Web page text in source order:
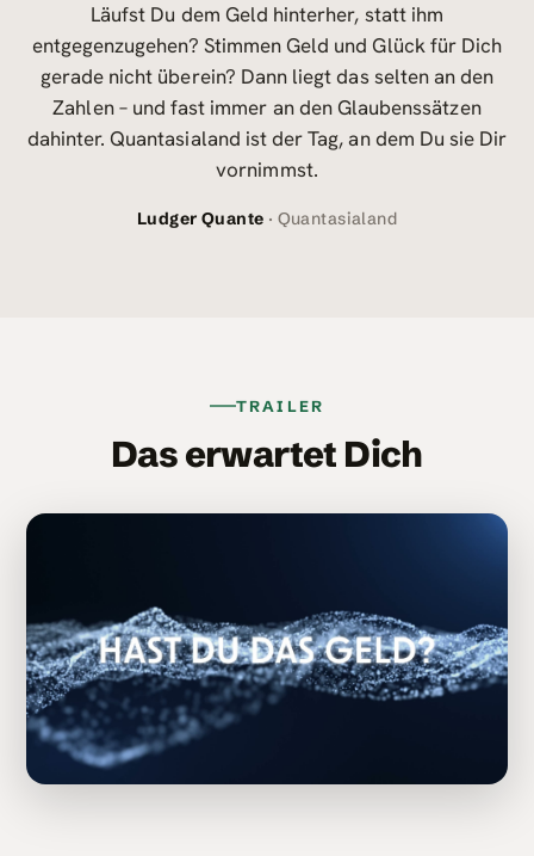
Läufst Du dem Geld hinterher, statt ihm
entgegenzugehen? Stimmen Geld und Glück für Dich
gerade nicht überein? Dann liegt das selten an den
Zahlen – und fast immer an den Glaubenssätzen
dahinter. Quantasialand ist der Tag, an dem Du sie Dir
vornimmst.
Ludger Quante · Quantasialand
TRAILER
Das erwartet Dich